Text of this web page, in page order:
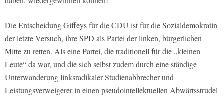
Die Entscheidung Giffeys für die CDU ist für die Sozialdemokratin
der letzte Versuch, ihre SPD als Partei der linken, bürgerlichen
Mitte zu retten. Als eine Partei, die traditionell für die „kleinen
Leute“ da war, und die sich selbst zudem durch eine ständige
Unterwanderung linksradikaler Studienabbrecher und
Leistungsverweigerer in einen pseudointellektuellen Abwärtsstrudel